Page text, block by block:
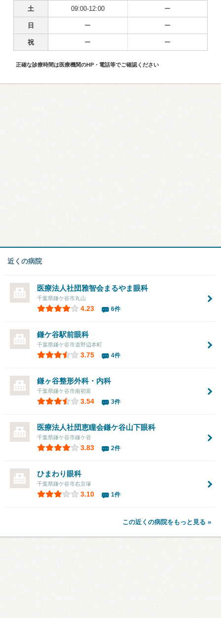
土 09:00-12:00 ー
日 ー ー
祝 ー ー
正確な診療時間は医療機関のHP・電話等でご確認ください
近くの病院
医療法人社団雅智会まるやま眼科
千葉県鎌ケ谷市丸山
4.23 6件
鎌ケ谷駅前眼科
千葉県鎌ケ谷市道野辺本町
3.75 4件
鎌ヶ谷整形外科・内科
千葉県鎌ケ谷市南初富
3.54 3件
医療法人社団恵瞳会鎌ケ谷山下眼科
千葉県鎌ケ谷市鎌ケ谷
3.83 2件
ひまわり眼科
千葉県鎌ケ谷市右京塚
3.10 1件
この近くの病院をもっと見る »